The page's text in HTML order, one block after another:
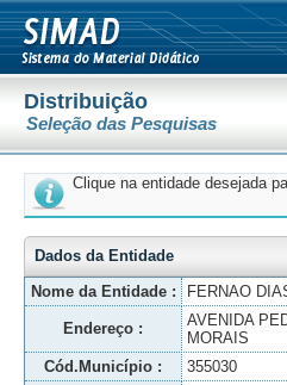
Distribuição
Seleção das Pesquisas
Clique na entidade desejada
Dados da Entidade
Nome da Entidade :
FERNAO
Endereço :
AVENIDA
MORAIS
Cód.Município : 355030